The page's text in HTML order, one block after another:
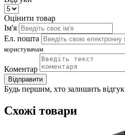
Оцінити товар
Ім'я
Ел. пошта
користувачам
Коментар
Відправити
Будь першим, хто залишить відгук
Схожі товари